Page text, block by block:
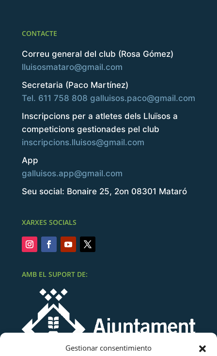
Gestionar consentimiento
CONTACTE
Correu general del club (Rosa Gómez)
lluisosmataro@gmail.com
Secretaria (Paco Martínez)
Tel. 611 758 808 galluisos.paco@gmail.com
Inscripcions per a atletes dels Lluïsos a
competicions gestionades pel club
inscripcions.lluisos@gmail.com
App
galluisos.app@gmail.com
Seu social: Bonaire 25, 2on 08301 Mataró
XARXES SOCIALS
AMB EL SUPORT DE: